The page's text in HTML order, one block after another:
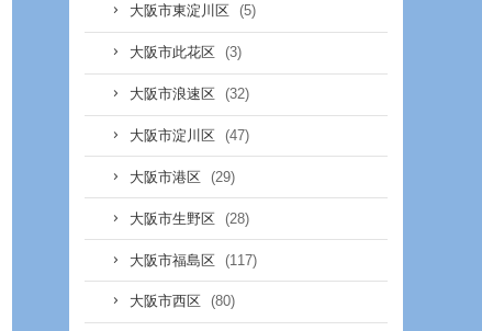
大阪市東淀川区 (5)
大阪市此花区 (3)
大阪市浪速区 (32)
大阪市淀川区 (47)
大阪市港区 (29)
大阪市生野区 (28)
大阪市福島区 (117)
大阪市西区 (80)